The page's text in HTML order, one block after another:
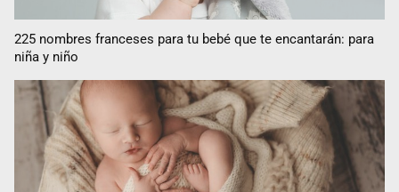
225 nombres franceses para tu bebé que te encantarán: para
niña y niño